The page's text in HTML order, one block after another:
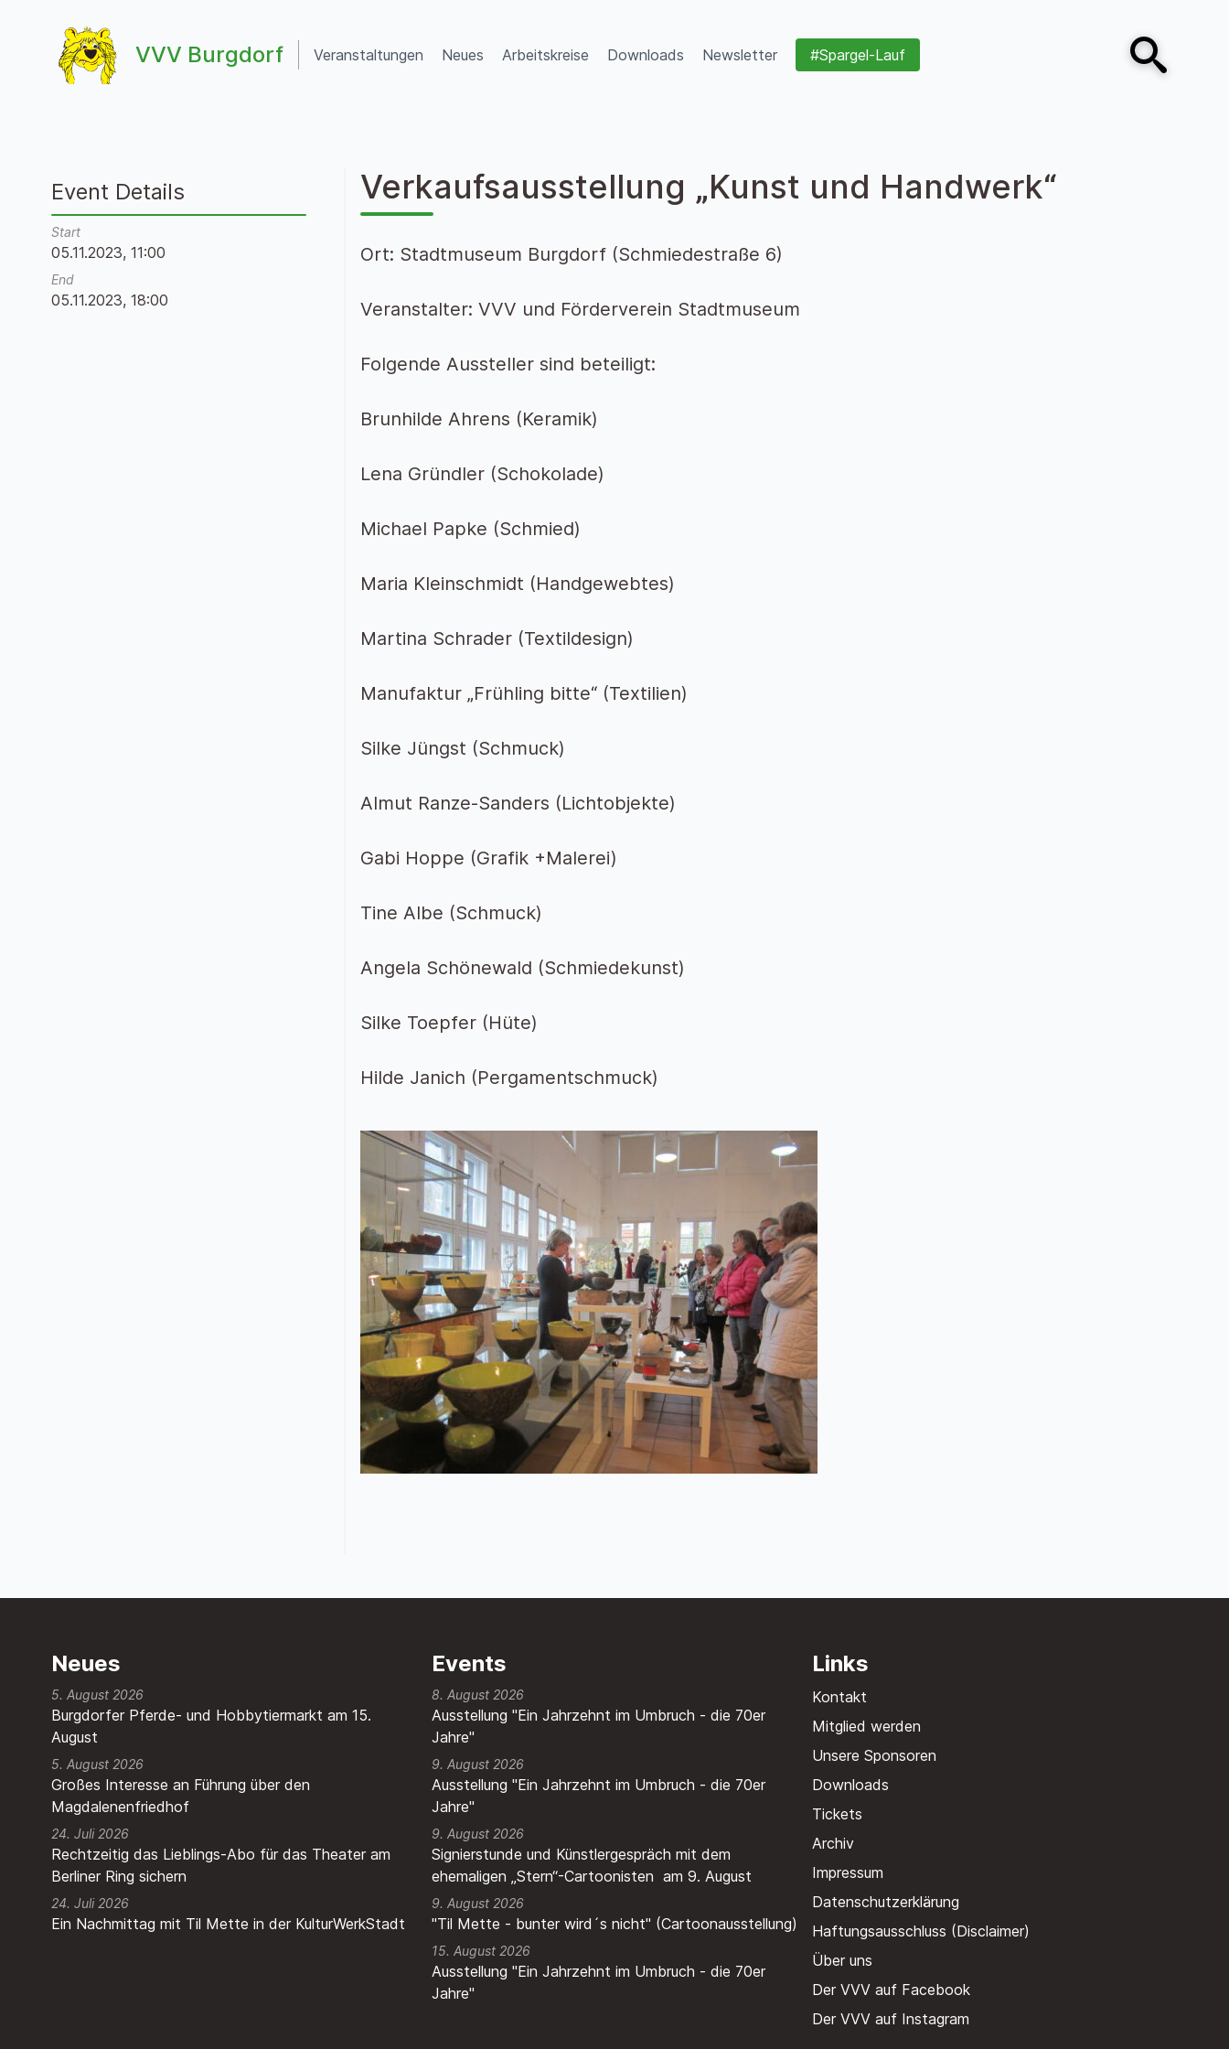
VVV Burgdorf
VVV Burgdorf
Veranstaltungen Neues Arbeitskreise Downloads Newsletter #Spargel-Lauf
Open search
Verkaufsausstellung „Kunst und Handwerk“
Ort: Stadtmuseum Burgdorf (Schmiedestraße 6)
Veranstalter: VVV und Förderverein Stadtmuseum
Folgende Aussteller sind beteiligt:
Brunhilde Ahrens (Keramik)
Lena Gründler (Schokolade)
Michael Papke (Schmied)
Maria Kleinschmidt (Handgewebtes)
Martina Schrader (Textildesign)
Manufaktur „Frühling bitte“ (Textilien)
Silke Jüngst (Schmuck)
Almut Ranze-Sanders (Lichtobjekte)
Gabi Hoppe (Grafik +Malerei)
Tine Albe (Schmuck)
Angela Schönewald (Schmiedekunst)
Silke Toepfer (Hüte)
Hilde Janich (Pergamentschmuck)
Event Details
Start
05.11.2023, 11:00
End
05.11.2023, 18:00
Neues
Burgdorfer Pferde- und Hobbytiermarkt am 15.
August
5. August 2026
Großes Interesse an Führung über den
Magdalenenfriedhof
5. August 2026
Rechtzeitig das Lieblings-Abo für das Theater am
Berliner Ring sichern
24. Juli 2026
Ein Nachmittag mit Til Mette in der KulturWerkStadt
24. Juli 2026
Events
8. August 2026
Ausstellung "Ein Jahrzehnt im Umbruch - die 70er
Jahre"
9. August 2026
Ausstellung "Ein Jahrzehnt im Umbruch - die 70er
Jahre"
9. August 2026
Signierstunde und Künstlergespräch mit dem
ehemaligen „Stern“-Cartoonisten am 9. August
9. August 2026
"Til Mette - bunter wird´s nicht" (Cartoonausstellung)
15. August 2026
Ausstellung "Ein Jahrzehnt im Umbruch - die 70er
Jahre"
Links
Kontakt
Mitglied werden
Unsere Sponsoren
Downloads
Tickets
Archiv
Impressum
Datenschutzerklärung
Haftungsausschluss (Disclaimer)
Über uns
Der VVV auf Facebook
Der VVV auf Instagram